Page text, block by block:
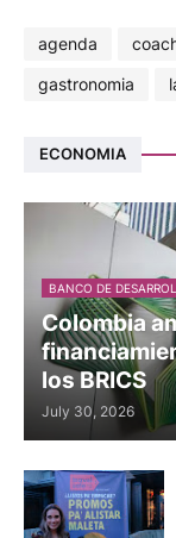
agenda
gastronomia
ECONOMIA
BANCO DE
Colombia
los BRICS
July 30, 2026